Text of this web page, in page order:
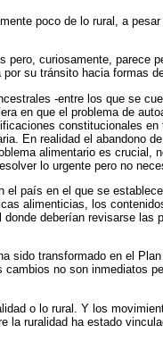
poco de lo rural, a
curiosamente,
su tránsito hacia formas
-entre los que se
en que el problema de
constitucionales
En realidad el abandono
alimentario es crucial,
lo urgente pero no
país en el que se
alimenticias, los
deberían revisarse
transformado en el
no son inmediatos
o lo rural. Y los
ruralidad ha estado